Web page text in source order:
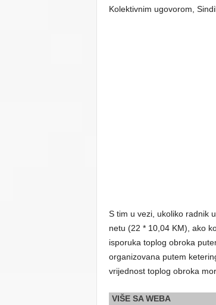
Kolektivnim ugovorom,
S tim u vezi, ukoliko radnik
netu (22 * 10,04 KM), ako
isporuka toplog obroka
organizovana putem
vrijednost toplog obroka